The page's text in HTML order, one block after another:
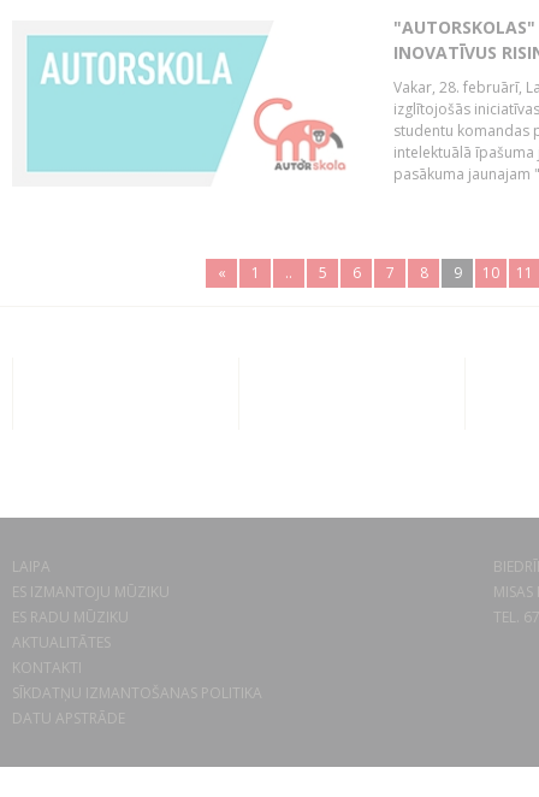
INOVATĪVUS
Vakar, 28. februārī,
izglītojošās
studentu komandas
intelektuālā
pasākuma jaunajam
« 1 .. 5 6 7 8 9 10 11
LAIPA
ES IZMANTOJU MŪZIKU
ES RADU MŪZIKU
AKTUALITĀTES
KONTAKTI
SĪKDATŅU IZMANTOŠANAS POLITIKA
DATU APSTRĀDE
TEL.